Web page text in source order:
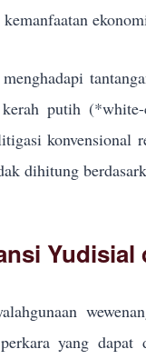
putih
konvensional
dihitung
Yudisial
yang